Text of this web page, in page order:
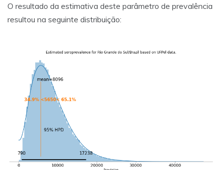
O resultado da estimativa deste parâmetro de prevalência
resultou na seguinte distribuição: